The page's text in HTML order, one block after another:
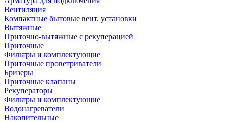
Вентиляция
Компактные бытовые вент. установки
Вытяжные
Приточно-вытяжные с рекуперацией
Приточные
Фильтры и комплектующие
Приточные проветриватели
Бризеры
Приточные клапаны
Рекуператоры
Фильтры и комплектующие
Водонагреватели
Накопительные